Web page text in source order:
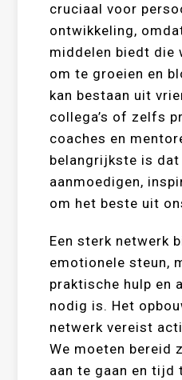
cruciaal voor
ontwikkeling,
middelen biedt die
om te groeien en
kan bestaan uit
collega’s of zelfs
coaches en
belangrijkste is dat
aanmoedigen,
om het beste uit
Een sterk netwerk
emotionele steun,
praktische hulp en
nodig is. Het
netwerk vereist
We moeten bereid
aan te gaan en tijd